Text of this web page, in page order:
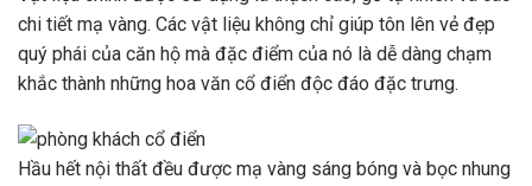
chi tiết mạ vàng. Các vật liệu không chỉ giúp tôn lên vẻ đẹp
quý phái của căn hộ mà đặc điểm của nó là dễ dàng chạm
khắc thành những hoa văn cổ điển độc đáo đặc trưng.
Hầu hết nội thất đều được mạ vàng sáng bóng và bọc nhung